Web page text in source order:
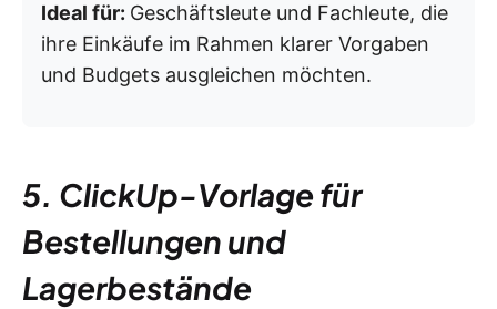
Ideal für: Geschäftsleute und Fachleute, die
ihre Einkäufe im Rahmen klarer Vorgaben
und Budgets ausgleichen möchten.
5. ClickUp-Vorlage für
Bestellungen und
Lagerbestände